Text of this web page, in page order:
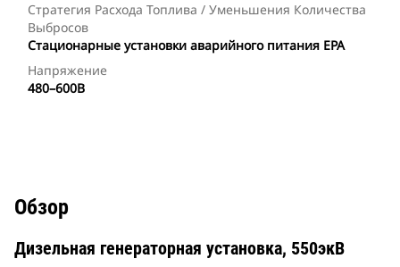
Стратегия Расхода Топлива / Уменьшения Количества
Выбросов
Стационарные установки аварийного питания EPA
Напряжение
480–600В
Обзор
Дизельная генераторная установка, 550экВ